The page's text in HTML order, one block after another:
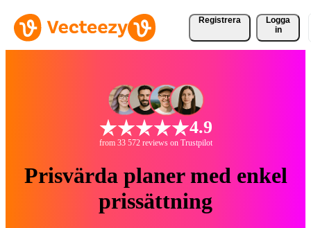
Registrera
Logga
in
4.9
from 33 572 reviews on Trustpilot
Prisvärda planer med enkel
prissättning